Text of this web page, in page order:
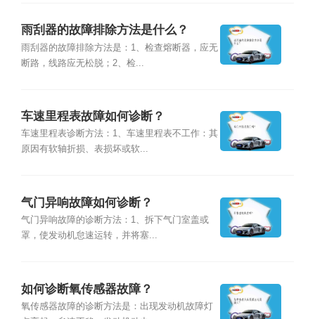
雨刮器的故障排除方法是什么？
雨刮器的故障排除方法是：1、检查熔断器，应无
断路，线路应无松脱；2、检...
车速里程表故障如何诊断？
车速里程表诊断方法：1、车速里程表不工作：其
原因有软轴折损、表损坏或软...
气门异响故障如何诊断？
气门异响故障的诊断方法：1、拆下气门室盖或
罩，使发动机怠速运转，并将塞...
如何诊断氧传感器故障？
氧传感器故障的诊断方法是：出现发动机故障灯